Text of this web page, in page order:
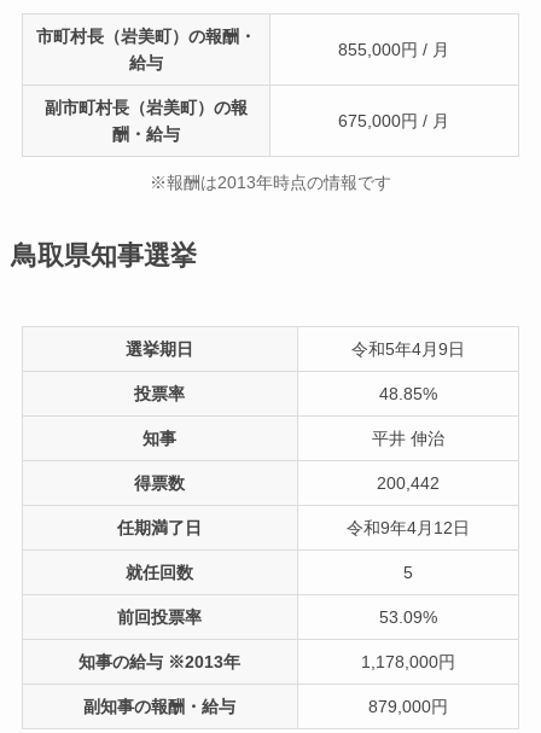
市町村長（岩美町）の報酬・
給与
855,000円 / 月
副市町村長（岩美町）の報
酬・給与
675,000円 / 月
※報酬は2013年時点の情報です
鳥取県知事選挙
選挙期日 令和5年4月9日
投票率 48.85%
知事 平井 伸治
得票数 200,442
任期満了日 令和9年4月12日
就任回数 5
前回投票率 53.09%
知事の給与 ※2013年 1,178,000円
副知事の報酬・給与 879,000円